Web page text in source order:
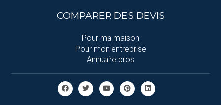
COMPARER DES DEVIS
Pour ma maison
Pour mon entreprise
Annuaire pros